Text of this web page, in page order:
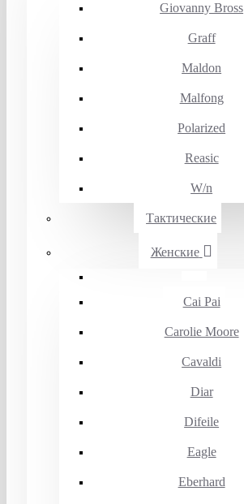
Giovanny Bross
Graff
Maldon
Malfong
Polarized
Reasic
W/n
Тактические
Женские
Cai Pai
Carolie Moore
Cavaldi
Diar
Difeile
Eagle
Eberhard